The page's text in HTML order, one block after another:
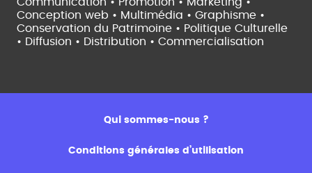
Conception web • Multimédia • Graphisme •
Conservation du Patrimoine • Politique Culturelle
• Diffusion • Distribution • Commercialisation
Qui sommes-nous ?
Conditions générales d’utilisation